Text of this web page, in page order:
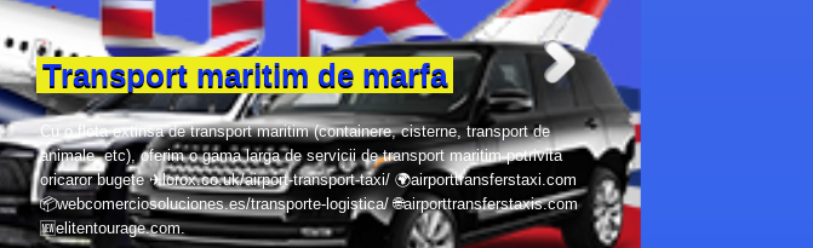
Transport maritim de marfa
Cu o flota extinsa de transport maritim (containere, cisterne, transport de
animale, etc), oferim o gama larga de servicii de transport maritim potrivita
oricaror bugete ✈lorox.co.uk/airport-transport-taxi/ 🌍airporttransferstaxi.com
📦webcomerciosoluciones.es/transporte-logistica/ 🌐airporttransferstaxis.com
🆕elitentourage.com.